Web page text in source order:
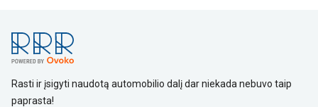
Rasti ir įsigyti naudotą automobilio dalį dar niekada nebuvo taip
paprasta!